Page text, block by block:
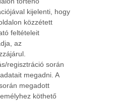
kijelenti, hogy
közzétett
feltételeit
az
regisztráció során
megadni. A
megadott
köthető